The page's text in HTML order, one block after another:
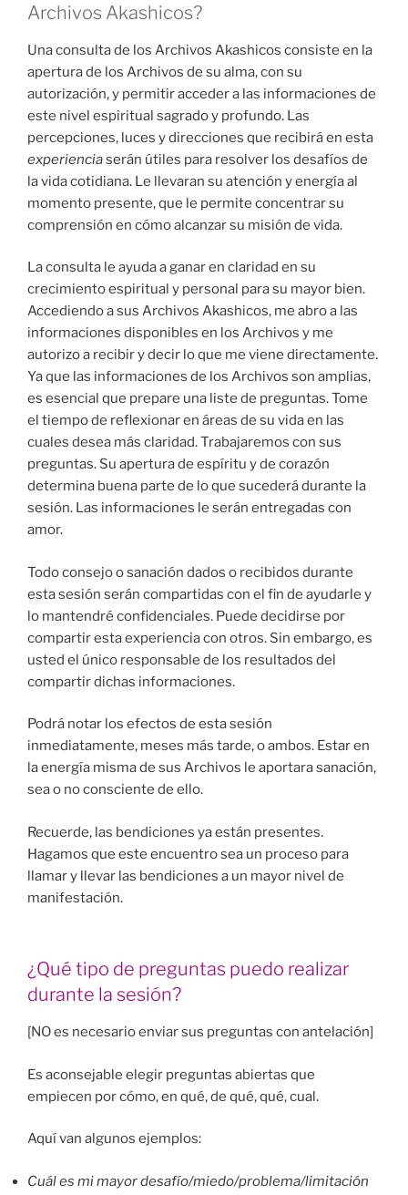
Archivos Akashicos?
Una consulta de los Archivos Akashicos consiste en la
apertura de los Archivos de su alma, con su
autorización, y permitir acceder a las informaciones de
este nivel espiritual sagrado y profundo. Las
percepciones, luces y direcciones que recibirá en esta
experienciaserán útiles para resolver los desafíos de
la vida cotidiana. Le llevaran su atención y energía al
momento presente, que le permite concentrar su
comprensión en cómo alcanzar su misión de vida.
La consulta le ayuda a ganar en claridad en su
crecimiento espiritual y personal para su mayor bien.
Accediendo a sus Archivos Akashicos, me abro a las
informaciones disponibles en los Archivos y me
autorizo a recibir y decir lo que me viene directamente.
Ya que las informaciones de los Archivos son amplias,
es esencial que prepare una liste de preguntas. Tome
el tiempo de reflexionar en áreas de su vida en las
cuales desea más claridad. Trabajaremos con sus
preguntas. Su apertura de espíritu y de corazón
determina buena parte de lo que sucederá durante la
sesión. Las informaciones le serán entregadas con
amor.
Todo consejo o sanación dados o recibidos durante
esta sesión serán compartidas con el fin de ayudarle y
lo mantendré confidenciales. Puede decidirse por
compartir esta experiencia con otros. Sin embargo, es
usted el único responsable de los resultados del
compartir dichas informaciones.
Podrá notar los efectos de esta sesión
inmediatamente, meses más tarde, o ambos. Estar en
la energía misma de sus Archivos le aportara sanación,
sea o no consciente de ello.
Recuerde, las bendiciones ya están presentes.
Hagamos que este encuentro sea un proceso para
llamar y llevar las bendiciones a un mayor nivel de
manifestación.
¿Qué tipo de preguntas puedo realizar
durante la sesión?
[NO es necesario enviar sus preguntas con antelación]
Es aconsejable elegir preguntas abiertas que
empiecen por cómo, en qué, de qué, qué, cual.
Aquí van algunos ejemplos:
Cuál es mi mayor desafío/miedo/problema/limitación